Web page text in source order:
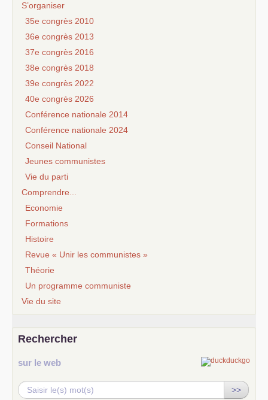
S’organiser
35e congrès 2010
36e congrès 2013
37e congrès 2016
38e congrès 2018
39e congrès 2022
40e congrès 2026
Conférence nationale 2014
Conférence nationale 2024
Conseil National
Jeunes communistes
Vie du parti
Comprendre...
Economie
Formations
Histoire
Revue « Unir les communistes »
Théorie
Un programme communiste
Vie du site
Rechercher
sur le web
>>